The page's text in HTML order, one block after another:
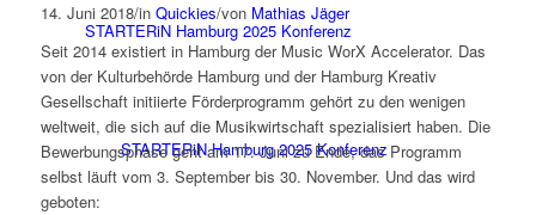
STARTERiN Hamburg 2025 Konferenz
STARTERiN Hamburg 2025 Konferenz
14. Juni 2018/in Quickies/von Mathias Jäger
Seit 2014 existiert in Hamburg der Music WorX Accelerator. Das
von der Kulturbehörde Hamburg und der Hamburg Kreativ
Gesellschaft initiierte Förderprogramm gehört zu den wenigen
weltweit, die sich auf die Musikwirtschaft spezialisiert haben. Die
Bewerbungsphase geht am 17. Juni zu Ende, das Programm
selbst läuft vom 3. September bis 30. November. Und das wird
geboten: